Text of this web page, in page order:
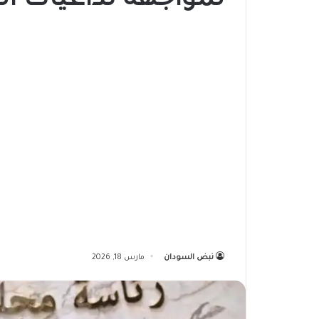
نبض السودان مارس 18, 2026